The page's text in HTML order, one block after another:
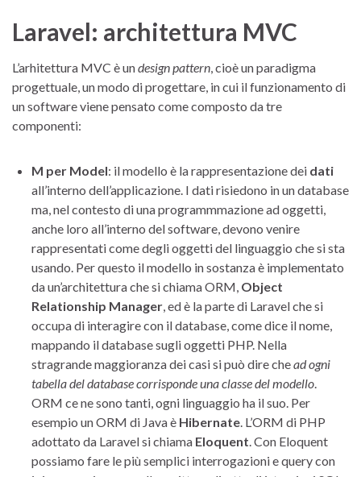
Laravel: architettura MVC
L’arhitettura MVC è undesign pattern , cioè un paradigma
progettuale, un modo di progettare, in cui il funzionamento di
un software viene pensato come composto da tre
componenti:
M per Model: il modello è la rappresentazione dei dati
all’interno dell’applicazione. I dati risiedono in un database
ma, nel contesto di una programmmazione ad oggetti,
anche loro all’interno del software, devono venire
rappresentati come degli oggetti del linguaggio che si sta
usando. Per questo il modello in sostanza è implementato
da un’architettura che si chiama ORM, Object
Relationship Manager , ed è la parte di Laravel che si
occupa di interagire con il database, come dice il nome,
mappando il database sugli oggetti PHP. Nella
stragrande maggioranza dei casi si può dire chead ogni
tabella del database corrisponde una classe del modello
ORM ce ne sono tanti, ogni linguaggio ha il suo. Per
esempio un ORM di Java è Hibernate . L’ORM di PHP
adottato da Laravel si chiama Eloquent . Con Eloquent
possiamo fare le più semplici interrogazioni e query con